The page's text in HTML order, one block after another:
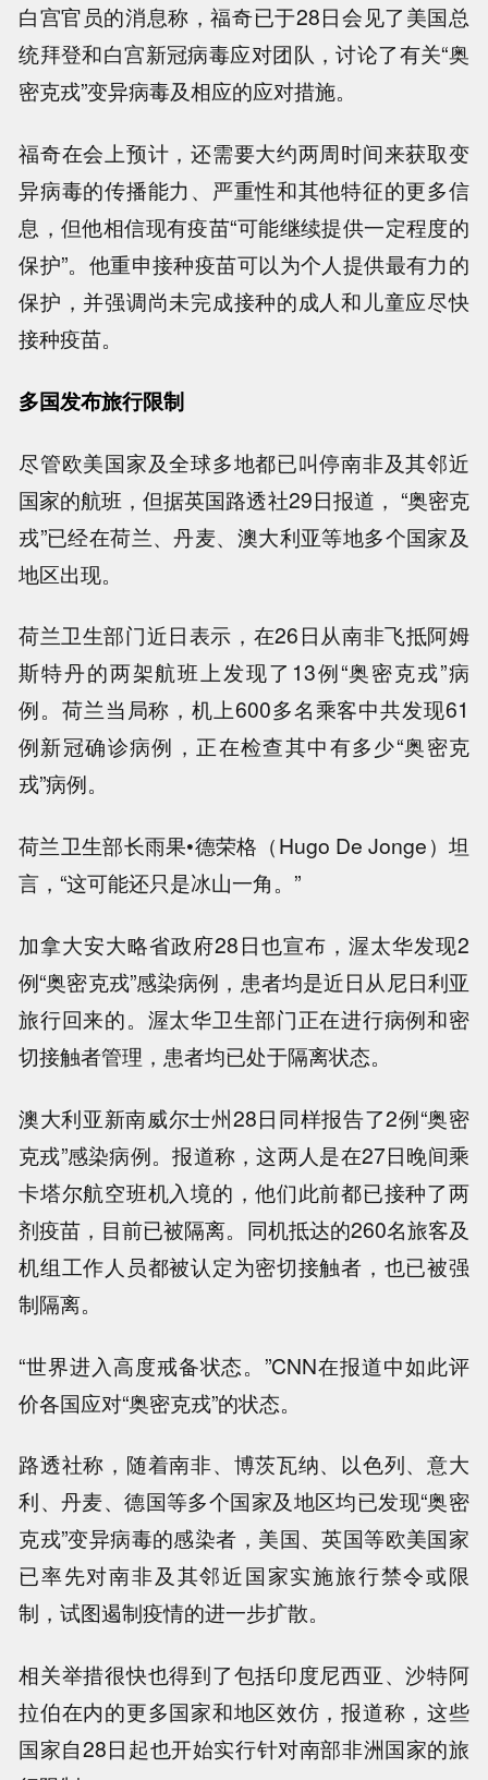
白宫官员的消息称，福奇已于28日会见了美国总
统拜登和白宫新冠病毒应对团队，讨论了有关“奥
密克戎”变异病毒及相应的应对措施。
福奇在会上预计，还需要大约两周时间来获取变
异病毒的传播能力、严重性和其他特征的更多信
息，但他相信现有疫苗“可能继续提供一定程度的
保护”。他重申接种疫苗可以为个人提供最有力的
保护，并强调尚未完成接种的成人和儿童应尽快
接种疫苗。
多国发布旅行限制
尽管欧美国家及全球多地都已叫停南非及其邻近
国家的航班，但据英国路透社29日报道， “奥密克
戎”已经在荷兰、丹麦、澳大利亚等地多个国家及
地区出现。
荷兰卫生部门近日表示，在26日从南非飞抵阿姆
斯特丹的两架航班上发现了13例“奥密克戎”病
例。荷兰当局称，机上600多名乘客中共发现61
例新冠确诊病例，正在检查其中有多少“奥密克
戎”病例。
荷兰卫生部长雨果•德荣格（Hugo De Jonge）坦
言，“这可能还只是冰山一角。”
加拿大安大略省政府28日也宣布，渥太华发现2
例“奥密克戎”感染病例，患者均是近日从尼日利亚
旅行回来的。渥太华卫生部门正在进行病例和密
切接触者管理，患者均已处于隔离状态。
澳大利亚新南威尔士州28日同样报告了2例“奥密
克戎”感染病例。报道称，这两人是在27日晚间乘
卡塔尔航空班机入境的，他们此前都已接种了两
剂疫苗，目前已被隔离。同机抵达的260名旅客及
机组工作人员都被认定为密切接触者，也已被强
制隔离。
“世界进入高度戒备状态。”CNN在报道中如此评
价各国应对“奥密克戎”的状态。
路透社称，随着南非、博茨瓦纳、以色列、意大
利、丹麦、德国等多个国家及地区均已发现“奥密
克戎”变异病毒的感染者，美国、英国等欧美国家
已率先对南非及其邻近国家实施旅行禁令或限
制，试图遏制疫情的进一步扩散。
相关举措很快也得到了包括印度尼西亚、沙特阿
拉伯在内的更多国家和地区效仿，报道称，这些
国家自28日起也开始实行针对南部非洲国家的旅